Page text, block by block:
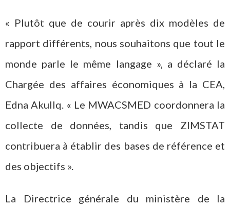
« Plutôt que de courir après dix modèles de
rapport différents, nous souhaitons que tout le
monde parle le même langage », a déclaré la
Chargée des affaires économiques à la CEA,
Edna Akullq. « Le MWACSMED coordonnera la
collecte de données, tandis que ZIMSTAT
contribuera à établir des bases de référence et
des objectifs ».
La Directrice générale du ministère de la